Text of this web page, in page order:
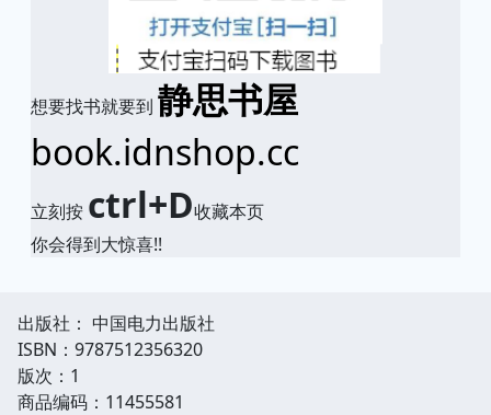
想要找书就要到 静思书屋
book.idnshop.cc
立刻按 ctrl+D收藏本页
你会得到大惊喜!!
出版社： 中国电力出版社
ISBN：9787512356320
版次：1
商品编码：11455581